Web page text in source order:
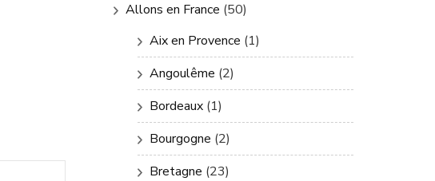
Allons en France (50)
Aix en Provence (1)
Angoulême (2)
Bordeaux (1)
Bourgogne (2)
Bretagne (23)